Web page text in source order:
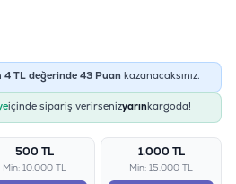
4 TL değerinde 43 Puan kazanacaksınız.
içinde sipariş verirsenizyarınkargoda!
500 TL
Min: 10.000 TL
1.000 TL
Min: 15.000 TL